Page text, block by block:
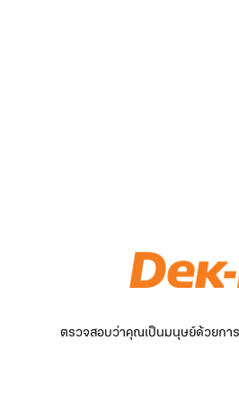
ตรวจสอบว่าคุณเป็นมนุษย์ด้วยการ